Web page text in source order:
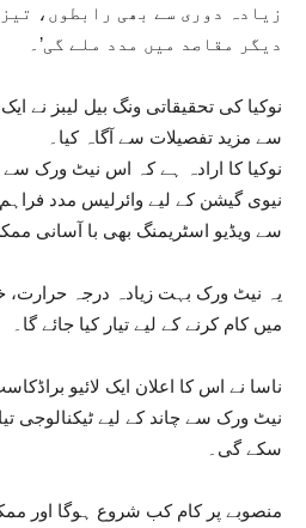
زیادہ دوری سے بھی رابطوں،
دیگر مقاصد میں مدد ملے گی’۔
نوکیا کی تحقیقاتی ونگ بیل لیبز نے
سے مزید تفصیلات سے آگاہ کیا۔
نوکیا کا ارادہ ہے کہ اس نیٹ ورک سے
نیوی گیشن کے لیے وائرلیس مدد
سے ویڈیو اسٹریمنگ بھی با آسانی
یہ نیٹ ورک بہت زیادہ درجہ حرارت،
میں کام کرنے کے لیے تیار کیا جائے گا۔
ناسا نے اس کا اعلان ایک لائیو
نیٹ ورک سے چاند کے لیے ٹیکنالوجی
سکے گی۔
منصوبے پر کام کب شروع ہوگا اور